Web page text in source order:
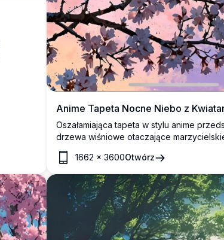
Anime Tapeta Nocne Niebo z
Oszałamiająca tapeta w stylu anime
drzewa wiśniowe otaczające
niebo o zmierzchu z delikatnym sierpem
Doskonałe połączenie miękkich
odcieni w zapierającej dech w piersiach
1662 × 3600Otwórz